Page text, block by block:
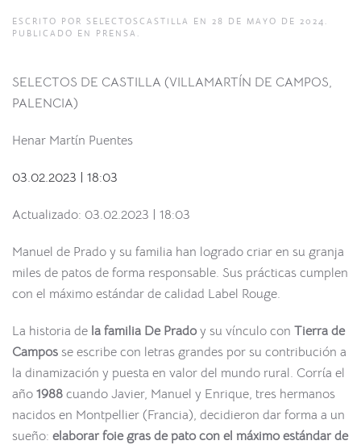
ESCRITO POR SELECTOSCASTILLA EN 28 DE MAYO DE 2024
PUBLICADO EN PRENSA
SELECTOS DE CASTILLA (VILLAMARTÍN DE CAMPOS,
PALENCIA)
Henar Martín Puentes
03.02.2023 | 18:03
Actualizado: 03.02.2023 | 18:03
Manuel de Prado y su familia han logrado criar en su granja
miles de patos de forma responsable. Sus prácticas cumplen
con el máximo estándar de calidad Label Rouge.
La historia de la familia De Pradoy su vínculo con Tierra de
Campos se escribe con letras grandes por su contribución a
la dinamización y puesta en valor del mundo rural. Corría el
año 1988 cuando Javier, Manuel y Enrique, tres hermanos
nacidos en Montpellier (Francia), decidieron dar forma a un
sueño: elaborar foie gras de pato con el máximo estándar de